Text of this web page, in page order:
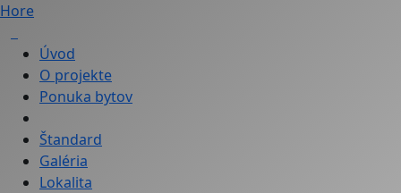
Hore
Úvod
O projekte
Ponuka bytov
Štandard
Galéria
Lokalita